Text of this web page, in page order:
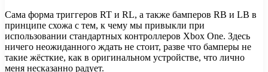
Сама форма триггеров RT и RL, а также бамперов RB и LB в
принципе схожа с тем, к чему мы привыкли при
использовании стандартных контроллеров Xbox One. Здесь
ничего неожиданного ждать не стоит, разве что бамперы не
такие жёсткие, как в оригинальном устройстве, что лично
меня несказанно радует.